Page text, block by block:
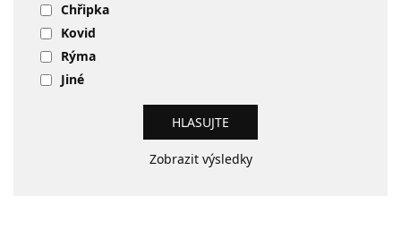
Chřipka
Kovid
Rýma
Jiné
Zobrazit výsledky